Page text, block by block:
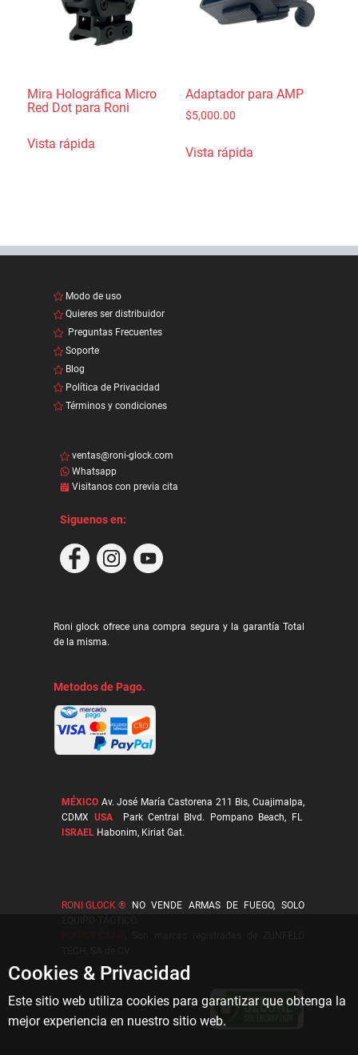
Mira Holográfica Micro
Red Dot para Roni
Vista rápida
Adaptador para AMP
$5,000.00
Vista rápida
Modo de uso
Quieres ser distribuidor
Preguntas Frecuentes
Soporte
Blog
Política de Privacidad
Términos y condiciones
ventas@roni-glock.com
Whatsapp
Visitanos con previa cita
Siguenos en:
Roni glock ofrece una compra segura y la garantía Total
de la misma.
Metodos de Pago.
MÉXICO Av. José María Castorena 211 Bis, Cuajimalpa,
CDMX USA
Park Central Blvd. Pompano Beach, FL
ISRAEL Habonim, Kiriat Gat.
RONI GLOCK ® NO VENDE ARMAS DE FUEGO, SOLO
Cookies & Privacidad
Este sitio web utiliza cookies para garantizar que obtenga la
mejor experiencia en nuestro sitio web.